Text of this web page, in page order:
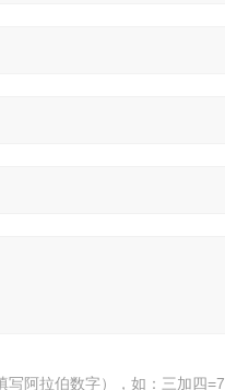
写阿拉伯数字），如：三加四=7